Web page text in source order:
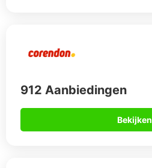
912 Aanbiedingen
Bekijken